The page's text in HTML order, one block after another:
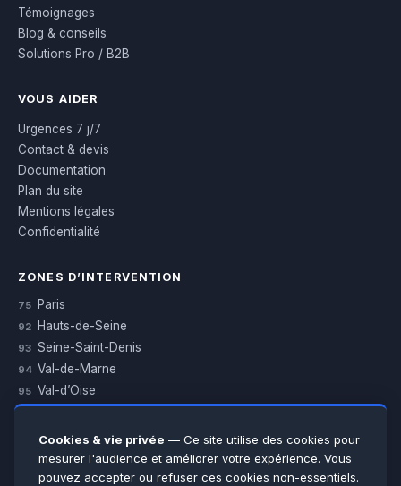
Témoignages
Blog & conseils
Solutions Pro / B2B
VOUS AIDER
Urgences 7 j/7
Contact & devis
Documentation
Plan du site
Mentions légales
Confidentialité
ZONES D’INTERVENTION
75 Paris
92 Hauts-de-Seine
93 Seine-Saint-Denis
94 Val-de-Marne
95 Val-d’Oise
Essonne
Seine-et-Marne
Voir toutes les villes →
Cookies & vie privée — Ce site utilise des cookies pour
mesurer l'audience et améliorer votre expérience. Vous
pouvez accepter ou refuser ces cookies non-essentiels.